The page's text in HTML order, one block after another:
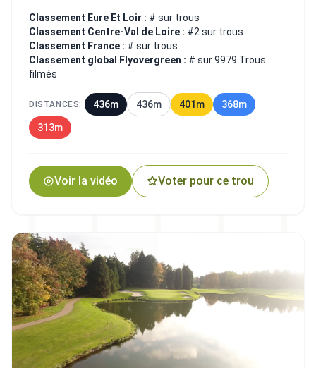
Classement Eure Et Loir : # sur trous
Classement Centre-Val de Loire : #2 sur trous
Classement France : # sur trous
Classement global Flyovergreen : # sur 9979 Trous
filmés
DISTANCES: 436m 436m 401m 368m
313m
Voir la vidéo Voter pour ce trou